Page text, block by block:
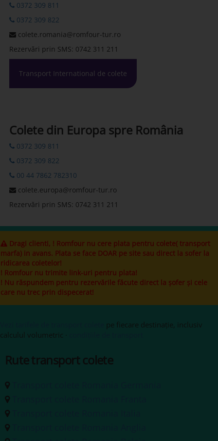
0372 309 811
0372 309 822
colete.romania@romfour-tur.ro
Rezervări prin SMS: 0742 311 211
Transport International de colete
Colete din Europa spre România
0372 309 811
0372 309 822
00 44 7862 782310
colete.europa@romfour-tur.ro
Rezervări prin SMS: 0742 311 211
Dragi clienti, ! Romfour nu cere plata pentru colete( transport
marfa) in avans. Plata se face DOAR pe site sau direct la sofer la
ridicarea coletelor!
! Romfour nu trimite link-uri pentru plata!
! Nu răspundem pentru rezervările făcute direct la șofer și cele
care nu trec prin dispecerat!
pe fiecare destinație, inclusiv
calculul volumetric ·
Rute transport colete